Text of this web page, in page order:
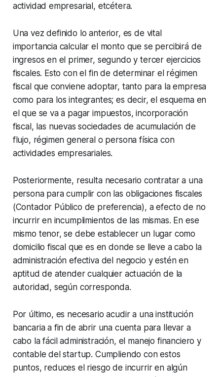
actividad empresarial, etcétera.
Una vez definido lo anterior, es de vital
importancia calcular el monto que se percibirá de
ingresos en el primer, segundo y tercer ejercicios
fiscales. Esto con el fin de determinar el régimen
fiscal que conviene adoptar, tanto para la empresa
como para los integrantes; es decir, el esquema en
el que se va a pagar impuestos, incorporación
fiscal, las nuevas sociedades de acumulación de
flujo, régimen general o persona física con
actividades empresariales.
Posteriormente, resulta necesario contratar a una
persona para cumplir con las obligaciones fiscales
(Contador Público de preferencia), a efecto de no
incurrir en incumplimientos de las mismas. En ese
mismo tenor, se debe establecer un lugar como
domicilio fiscal que es en donde se lleve a cabo la
administración efectiva del negocio y estén en
aptitud de atender cualquier actuación de la
autoridad, según corresponda.
Por último, es necesario acudir a una institución
bancaria a fin de abrir una cuenta para llevar a
cabo la fácil administración, el manejo financiero y
contable del startup. Cumpliendo con estos
puntos, reduces el riesgo de incurrir en algún